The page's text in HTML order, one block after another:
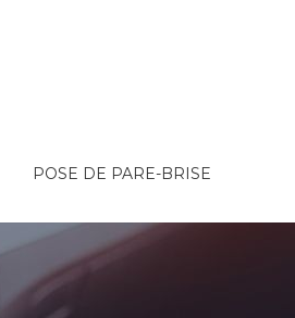
POSE DE PARE-BRISE